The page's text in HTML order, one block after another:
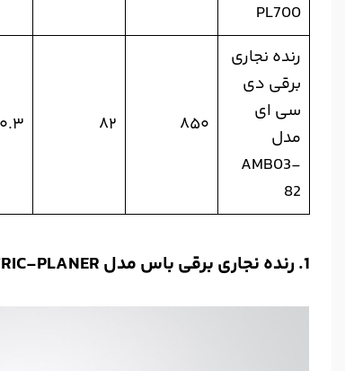
PL700
رنده نجاری
برقی دی
سی ای
مدل
AMB03-
82
۸۵۰ ۸۲ ۰.۳
1. رنده نجاری برقی باس مدل NEW-ELECTRIC-PLANER